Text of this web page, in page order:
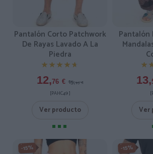
Pantalón Corto Patchwork
De Rayas Lavado A La
Piedra
★★★★★
★★★★★
12,76 € 15,95 €
[PAHC49 ]
Ver producto
Pantalón
13,
Ver
-15% -15%